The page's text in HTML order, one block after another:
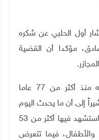
أول الحلبي عن شكره
مؤكدا أن القضية
وذكّر أن الشعب الفلسطيني يواجه منذ أكثر من 77 عاما
إلى أن ما يحدث اليوم
في غزة إبادة جمعية غير مسبوقة، استشهد فيها أكثر من 53
فيما تتعرض